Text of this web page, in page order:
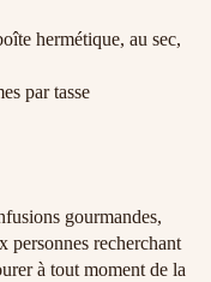
hermétique, au sec,
par tasse
gourmandes,
personnes recherchant
à tout moment de la